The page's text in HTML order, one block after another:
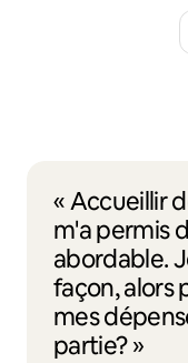
« Accueillir
m'a permis
abordable.
façon, alors
mes
partie? »